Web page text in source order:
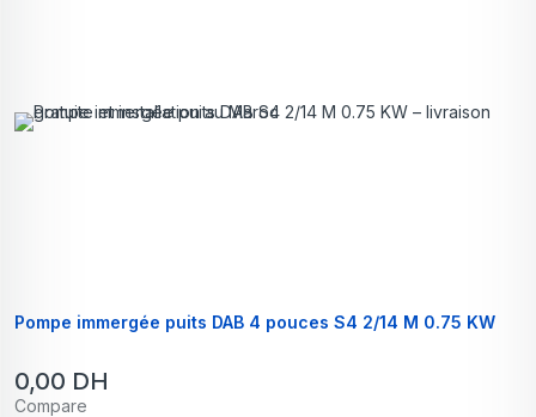
Pompe immergée puits DAB 4 pouces S4 2/14 M 0.75 KW
0,00 DH
Compare